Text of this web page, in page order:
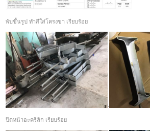
พับขึ้นรูป ทำสีใส่โครงขา เรียบร้อย
ปิดหน้าอะคริลิก เรียบร้อย